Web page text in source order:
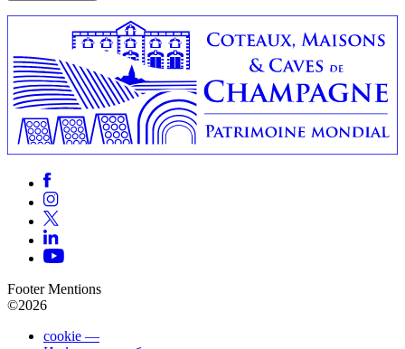
Footer Mentions
©2026
cookie —